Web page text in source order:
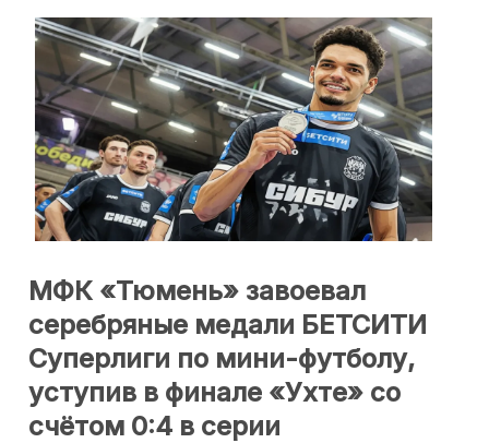
МФК «Тюмень» завоевал
серебряные медали БЕТСИТИ
Суперлиги по мини-футболу,
уступив в финале «Ухте» со
счётом 0:4 в серии